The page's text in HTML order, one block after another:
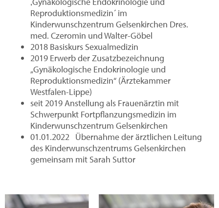
Reproduktionsmedizin´ im
Kinderwunschzentrum Gelsenkirchen Dres.
med. Czeromin und Walter-Göbel
2018 Basiskurs Sexualmedizin
2019 Erwerb der Zusatzbezeichnung
„Gynäkologische Endokrinologie und
Reproduktionsmedizin“ (Ärztekammer
Westfalen-Lippe)
seit 2019 Anstellung als Frauenärztin mit
Schwerpunkt Fortpflanzungsmedizin im
Kinderwunschzentrum Gelsenkirchen
01.01.2022 Übernahme der ärztlichen Leitung
des Kinderwunschzentrums Gelsenkirchen
gemeinsam mit Sarah Suttor